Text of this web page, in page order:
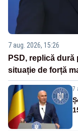
7 aug. 2026, 15:26
PSD, replică
situație de forță
7